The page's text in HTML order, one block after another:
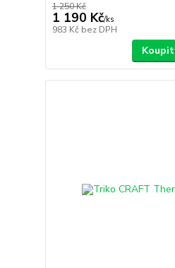
1 250 Kč
1 190 Kč/ks
983 Kč bez DPH
Koupit